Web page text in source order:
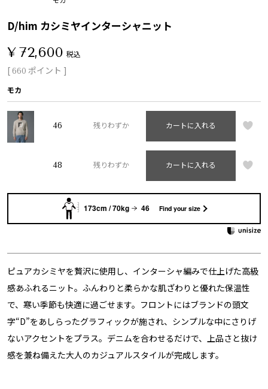
D/him カシミヤインターシャニット
¥72,600 税込
[660 ポイント ]
モカ
46 残りわずか カートに入れる
48 残りわずか カートに入れる
173cm / 70kg 46 Find your size
ピュアカシミヤを贅沢に使用し、インターシャ編みで仕上げた高級
感あふれるニット。ふんわりと柔らかな肌ざわりと優れた保温性
で、寒い季節も快適に過ごせます。フロントにはブランドの頭文
字“D”をあしらったグラフィックが施され、シンプルな中にさりげ
ないアクセントをプラス。デニムを合わせるだけで、上品さと抜け
感を兼ね備えた大人のカジュアルスタイルが完成します。